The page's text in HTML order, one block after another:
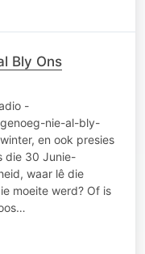
Bly Ons
-
nie-al-bly-
en ook presies
die 30 Junie-
waar lê die
moeite werd? Of is